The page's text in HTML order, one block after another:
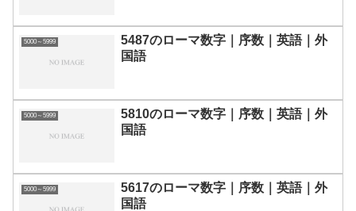
5000～5999
5487のローマ数字｜序数｜英語｜外
国語
5000～5999
5810のローマ数字｜序数｜英語｜外
国語
5000～5999
5617のローマ数字｜序数｜英語｜外
国語